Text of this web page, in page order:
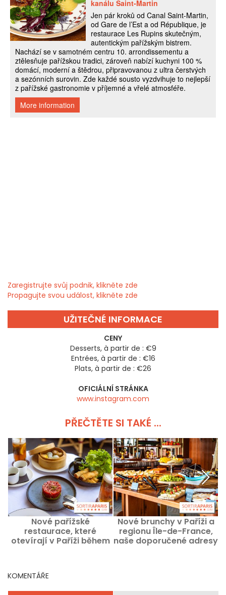
Zaregistrujte svůj podnik, klikněte zde
Propagujte svou událost, klikněte zde
UŽITEČNÉ INFORMACE
CENY
Desserts, à partir de : €9
Entrées, à partir de : €16
Plats, à partir de : €26
OFICIÁLNÍ STRÁNKA
www.instagram.com
PŘEČTĚTE SI TAKÉ ...
Nové pařížské
restaurace, které
otevírají v Paříži během
Nové brunchy v Paříži a
regionu Île-de-France,
naše doporučené adresy
KOMENTÁŘE